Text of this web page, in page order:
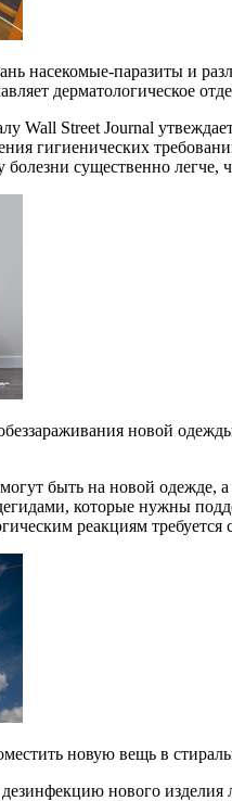
насекомые-паразиты и
дерматологическое
Wall Street Journal
гигиенических
существенно легче,
новой
быть на новой одежде,
которые нужны
реакциям
новую вещь в
нового